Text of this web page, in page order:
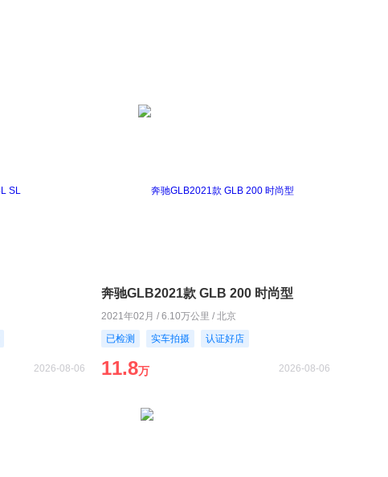
2026-08-06
奔驰GLB2021款 GLB 200 时尚型
2021年02月 / 6.10万公里 / 北京
已检测
实车拍摄 认证好店
11.8万 2026-08-06